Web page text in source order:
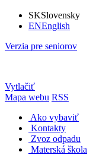
SKSlovensky
ENEnglish
Verzia pre seniorov
Vytlačiť
Mapa webu RSS
Ako vybaviť
Kontakty
Zvoz odpadu
Materská škola